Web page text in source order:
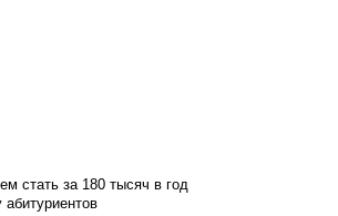
стать за 180 тысяч в год